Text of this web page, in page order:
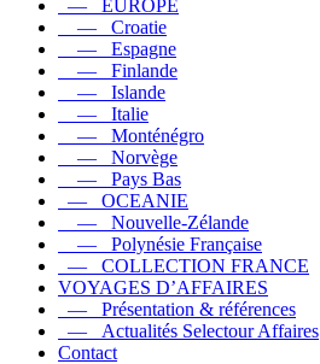
— EUROPE
— Croatie
— Espagne
— Finlande
— Islande
— Italie
— Monténégro
— Norvège
— Pays Bas
— OCEANIE
— Nouvelle-Zélande
— Polynésie Française
— COLLECTION FRANCE
VOYAGES D’AFFAIRES
— Présentation & références
— Actualités Selectour Affaires
Contact